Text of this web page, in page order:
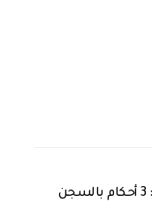
جنايات النجف: 3 أحكام بالسجن